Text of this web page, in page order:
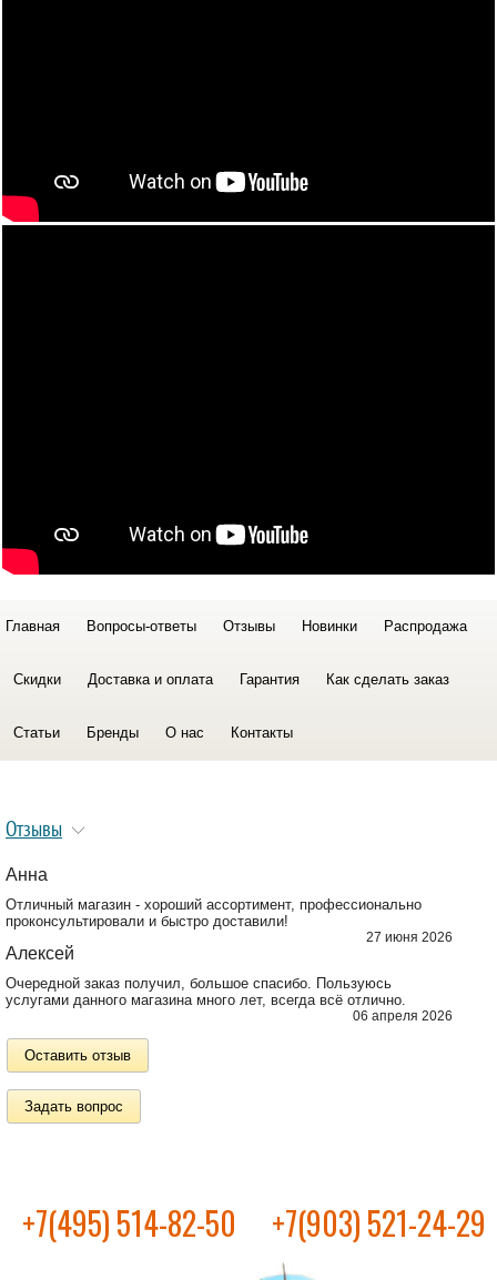
Главная Вопросы-ответы Отзывы Новинки Распродажа
Скидки Доставка и оплата Гарантия Как сделать заказ
Статьи Бренды О нас Контакты
Отзывы
Анна
Отличный магазин - хороший ассортимент, профессионально
проконсультировали и быстро доставили!
27 июня 2026
Алексей
Очередной заказ получил, большое спасибо. Пользуюсь
услугами данного магазина много лет, всегда всё отлично.
06 апреля 2026
Оставить отзыв
Задать вопрос
+7(495) 514-82-50 +7(903) 521-24-29